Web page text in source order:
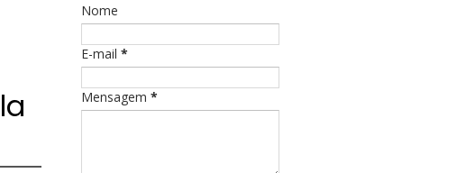
Nome
E-mail *
Mensagem *